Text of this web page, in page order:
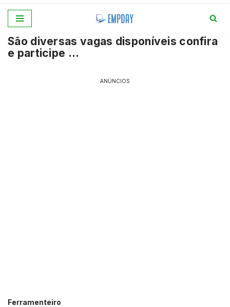
para
o
São diversas vagas disponíveis confira
e participe …
ANÚNCIOS
Ferramenteiro